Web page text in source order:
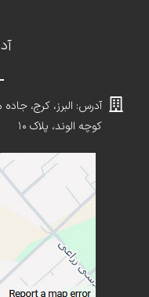
آدرس: البرز، کرج،
کوچه الوند، پلاک ۱۰